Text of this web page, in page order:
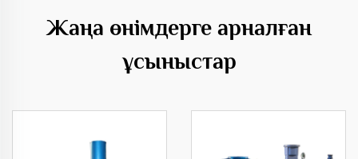
Жаңа өнімдерге арналған
ұсыныстар